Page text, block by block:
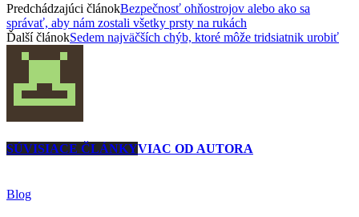
Predchádzajúci článokBezpečnosť ohňostrojov alebo ako sa
správať, aby nám zostali všetky prsty na rukách
Ďalší článokSedem najväčších chýb, ktoré môže tridsiatnik urobiť
SÚVISIACE ČLÁNKYVIAC OD AUTORA
Blog